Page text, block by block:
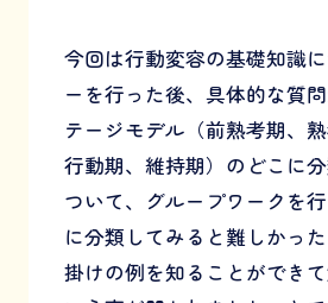
今回は行動変容の基礎知識
ーを行った後、具体的な質
テージモデル（前熟考期、熟
行動期、維持期）のどこに
ついて、グループワークを
に分類してみると難しかっ
掛けの例を知ることができ